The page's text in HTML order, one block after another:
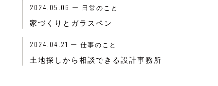
2024.05.06 ー 日常のこと
家づくりとガラスペン
2024.04.21 ー 仕事のこと
土地探しから相談できる設計事務所